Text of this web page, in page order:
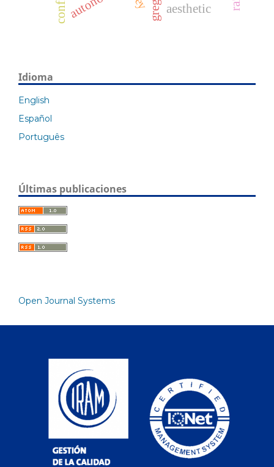
aesthetic
Idioma
English
Español
Português
Últimas publicaciones
Open Journal Systems